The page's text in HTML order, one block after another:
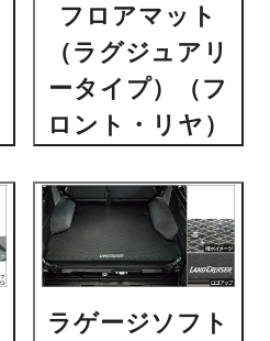
フロアマット
（ラグジュアリ
ータイプ）（フ
ロント・リヤ）
ラゲージソフト